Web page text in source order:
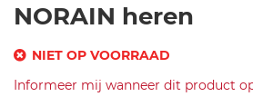
NORAIN heren
NIET OP VOORRAAD
SKU
Informeer mij wanneer dit product
het
begin
van
afbeeldingen-